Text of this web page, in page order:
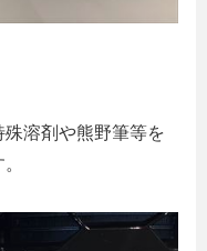
溶剤や熊野筆等を